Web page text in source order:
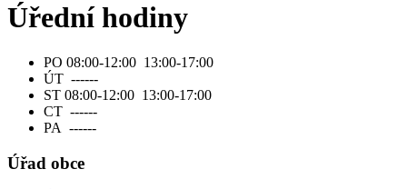
Úřední hodiny
PO 08:00-12:00 13:00-17:00
ÚT ------
ST 08:00-12:00 13:00-17:00
CT ------
PA ------
Úřad obce